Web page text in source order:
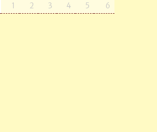
1 2 3 4 5 6